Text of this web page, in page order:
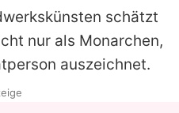
schätzt
nur als Monarchen,
auszeichnet.